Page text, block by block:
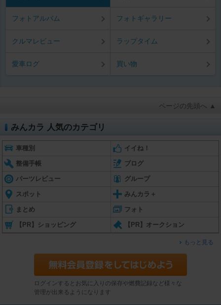
フォトアルバム フォトギャラリー
クルマレビュー ラップタイム
愛車ログ 買い物
ページの先頭へ ▲
みんカラ 人気のカテゴリ
車種別 イイね！
整備手帳 ブログ
パーツレビュー グループ
スポット みんカラ＋
まとめ フォト
【PR】ショッピング 【PR】オークション
もっと見る
ログインするとお気に入りの保存や燃費記録など様々な
管理が出来るようになります